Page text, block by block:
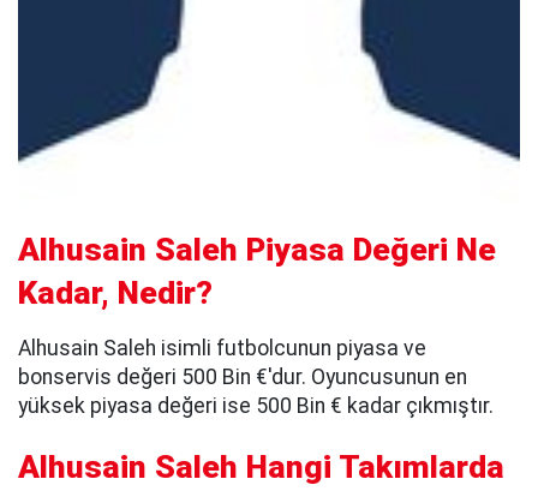
Alhusain Saleh Piyasa Değeri Ne
Kadar, Nedir?
Alhusain Saleh isimli futbolcunun piyasa ve
bonservis değeri 500 Bin €'dur. Oyuncusunun en
yüksek piyasa değeri ise 500 Bin € kadar çıkmıştır.
Alhusain Saleh Hangi Takımlarda